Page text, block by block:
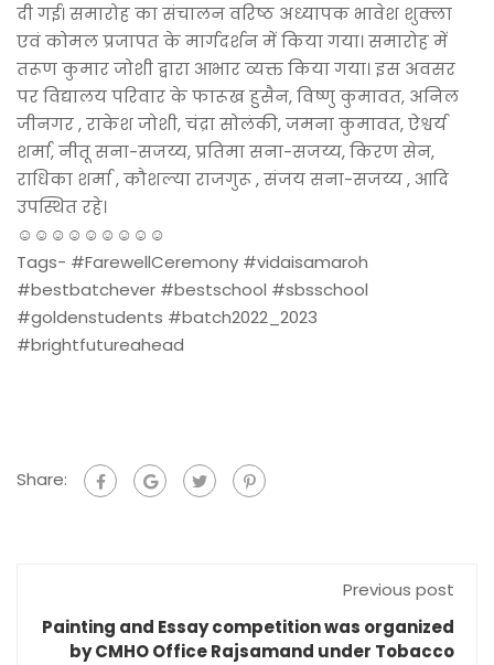
दी गई। समारोह का संचालन वरिष्ठ अध्यापक भावेश शुक्ला
एवं कोमल प्रजापत के मार्गदर्शन में किया गया। समारोह में
तरूण कुमार जोशी द्वारा आभार व्यक्त किया गया। इस अवसर
पर विद्यालय परिवार के फारूख हुसैन, विष्णु कुमावत, अनिल
जीनगर , राकेश जोशी, चंद्रा सोलंकी, जमना कुमावत, ऐश्वर्य
शर्मा, नीतू सना-सजय्य, प्रतिमा सना-सजय्य, किरण सेन,
राधिका शर्मा , कौशल्या राजगुरू , संजय सना-सजय्य , आदि
उपस्थित रहे।
☺️☺️☺️☺️☺️☺️☺️☺️☺️
Tags- #FarewellCeremony #vidaisamaroh
#bestbatchever #bestschool #sbsschool
#goldenstudents #batch2022_2023
#brightfutureahead
Share:
Previous post
Painting and Essay competition was organized
by CMHO Office Rajsamand under Tobacco